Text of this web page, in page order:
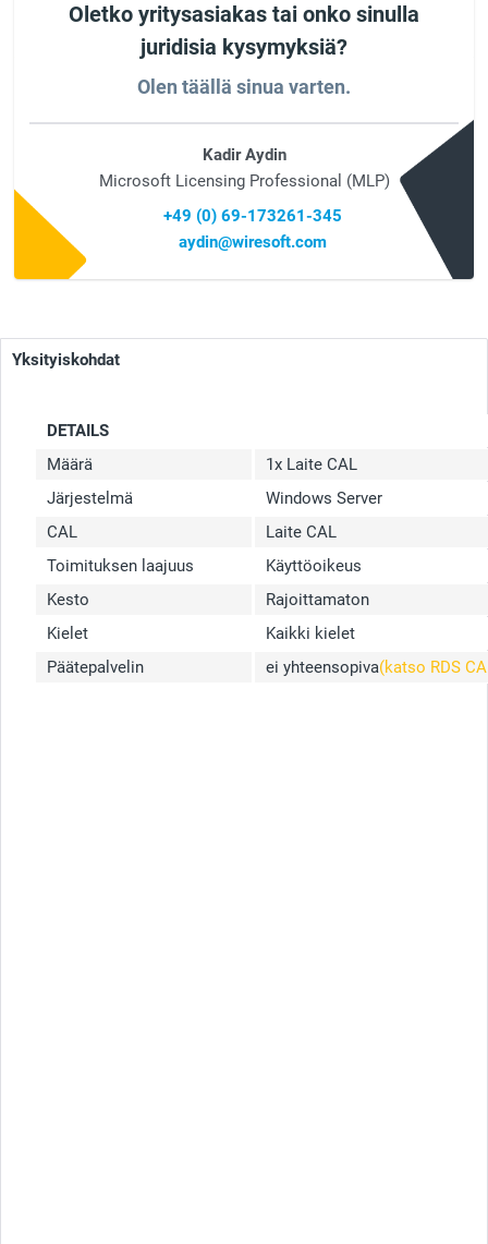
Oletko yritysasiakas tai onko sinulla
juridisia kysymyksiä?
Olen täällä sinua varten.
Kadir Aydin
Microsoft Licensing Professional (MLP)
+49 (0) 69-173261-345
aydin@wiresoft.com
Yksityiskohdat
DETAILS
Määrä
1x Laite CAL
Järjestelmä
Windows Server
CAL
Laite CAL
Toimituksen laajuus
Käyttöoikeus
Kesto
Rajoittamaton
Kielet
Kaikki kielet
Päätepalvelin
ei yhteensopiva(katso RDS